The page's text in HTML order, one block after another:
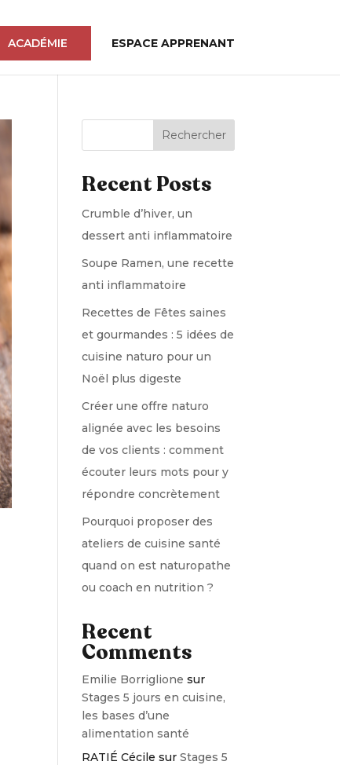
ACADÉMIE ESPACE APPRENANT
Rechercher
Recent Posts
Crumble d’hiver, un
dessert anti inflammatoire
Soupe Ramen, une recette
anti inflammatoire
Recettes de Fêtes saines
et gourmandes : 5 idées de
cuisine naturo pour un
Noël plus digeste
Créer une offre naturo
alignée avec les besoins
de vos clients : comment
écouter leurs mots pour y
répondre concrètement
Pourquoi proposer des
ateliers de cuisine santé
quand on est naturopathe
ou coach en nutrition ?
Recent
Comments
Emilie Borriglione sur
Stages 5 jours en cuisine,
les bases d’une
alimentation santé
RATIÉ Cécile surStages 5